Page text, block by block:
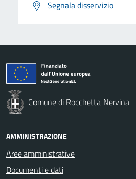
Segnala disservizio
Comune di Rocchetta Nervina
AMMINISTRAZIONE
Aree amministrative
Documenti e dati